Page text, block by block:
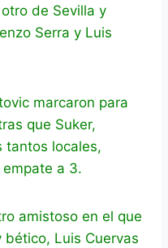
de Sevilla y
Serra y Luis
marcaron para
que Suker,
tantos locales,
a 3.
amistoso en el que
Luis Cuervas